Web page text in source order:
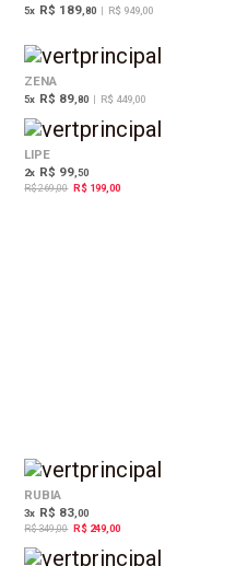
5x R$ 189 ,80 | R$ 949,00
ZENA
5x R$ 89 ,80 | R$ 449,00
LIPE
2x R$ 99 ,50
R$ 269,00 R$ 199,00
RUBIA
3x R$ 83 ,00
R$ 349,00 R$ 249,00